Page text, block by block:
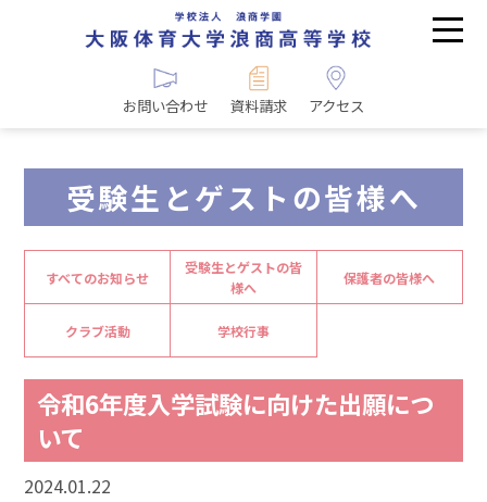
お問い合わせ 資料請求 アクセス
受験生とゲストの皆様へ
すべてのお知らせ
受験生とゲストの皆
様へ
保護者の皆様へ
クラブ活動 学校行事
令和6年度入学試験に向けた出願につ
いて
2024.01.22